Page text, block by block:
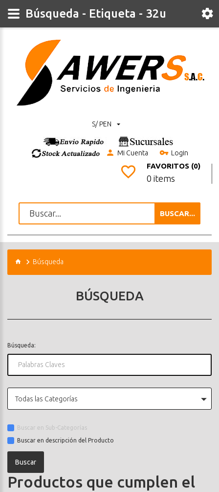
S/ PEN
Mi Cuenta Login
FAVORITOS (0)
0 items
BUSCAR...
Búsqueda
BÚSQUEDA
Búsqueda:
Todas las Categorías
Buscar en Sub-Categorías
Buscar en descripción del Producto
Productos que cumplen el
Búsqueda - Etiqueta - 32u